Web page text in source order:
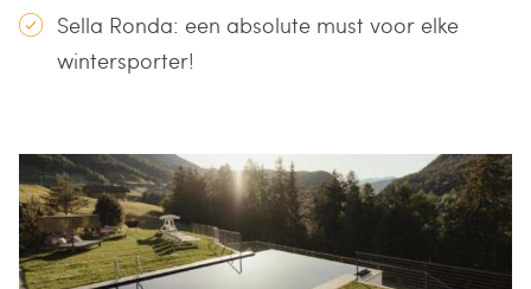
Sella Ronda: een absolute must voor elke
wintersporter!